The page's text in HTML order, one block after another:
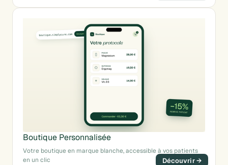
Boutique Personnalisée
Votre boutique en marque blanche, accessible à vos patients
en un clic